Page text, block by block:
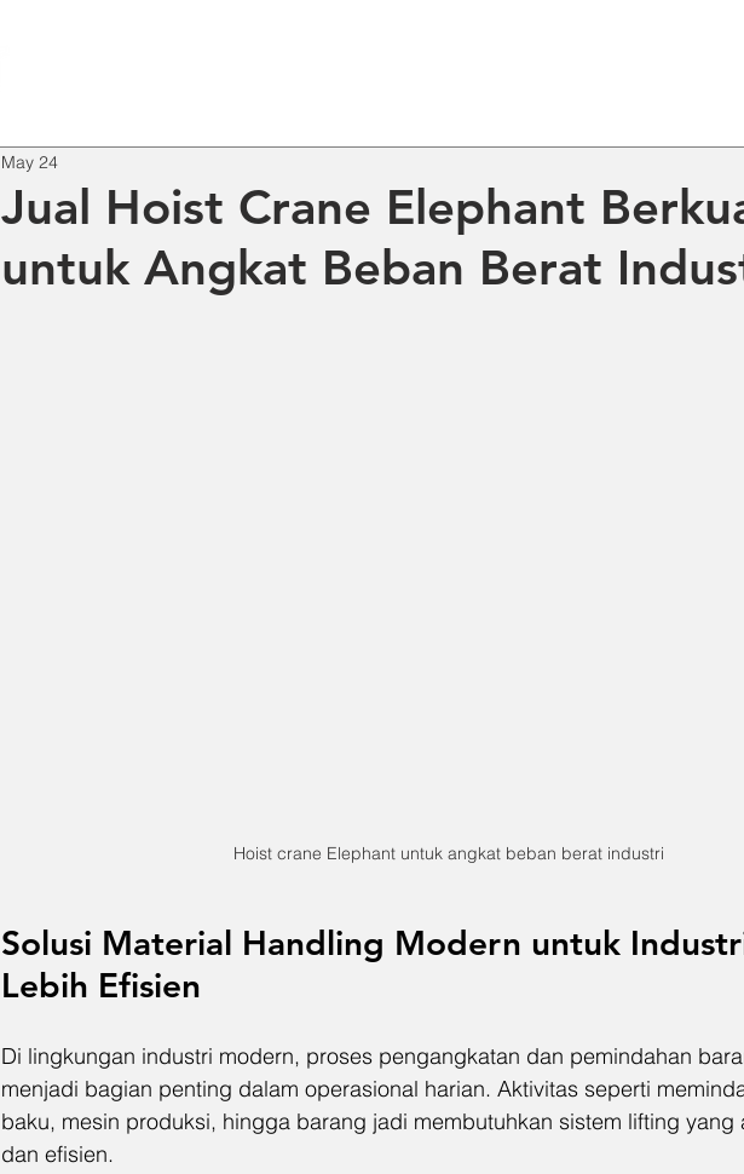
Jual Hoist Crane Elephant
untuk Angkat Beban Berat
May 24
Hoist crane Elephant untuk angkat beban berat industri
Solusi Material Handling Modern untuk
Lebih Efisien
Di lingkungan industri modern, proses pengangkatan dan pemindahan
menjadi bagian penting dalam operasional harian. Aktivitas seperti
baku, mesin produksi, hingga barang jadi membutuhkan sistem lifting yang
dan efisien.